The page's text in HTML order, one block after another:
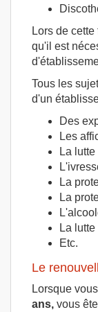
Lors de
qu'il est
Tous les
d'un
Des
Les
La
La
La
La
Etc.
Le
Lorsque
ans, vous